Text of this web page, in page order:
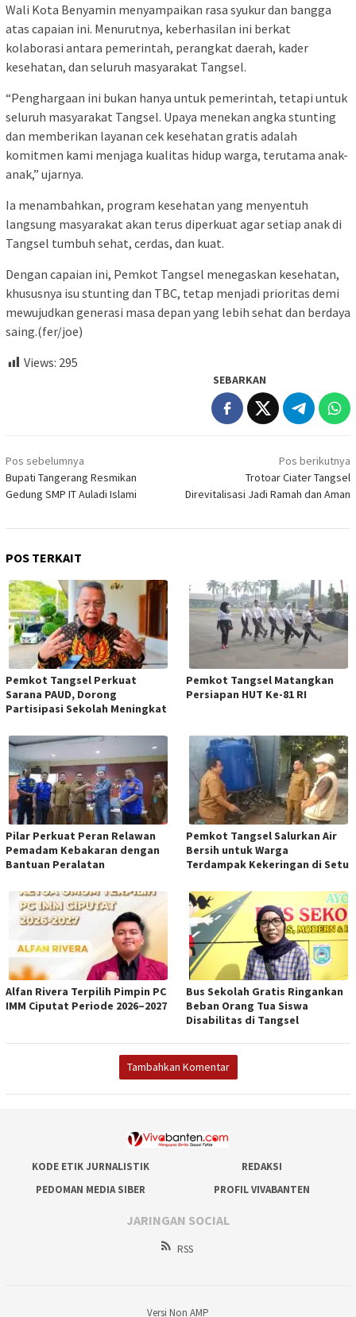
Wali Kota Benyamin menyampaikan rasa syukur dan bangga
atas capaian ini. Menurutnya, keberhasilan ini berkat
kolaborasi antara pemerintah, perangkat daerah, kader
kesehatan, dan seluruh masyarakat Tangsel.
“Penghargaan ini bukan hanya untuk pemerintah, tetapi untuk
seluruh masyarakat Tangsel. Upaya menekan angka stunting
dan memberikan layanan cek kesehatan gratis adalah
komitmen kami menjaga kualitas hidup warga, terutama anak-
anak,” ujarnya.
Ia menambahkan, program kesehatan yang menyentuh
langsung masyarakat akan terus diperkuat agar setiap anak di
Tangsel tumbuh sehat, cerdas, dan kuat.
Dengan capaian ini, Pemkot Tangsel menegaskan kesehatan,
khususnya isu stunting dan TBC, tetap menjadi prioritas demi
mewujudkan generasi masa depan yang lebih sehat dan berdaya
saing.(fer/joe)
Views: 295
SEBARKAN
Navigasi
pos
Pos sebelumnya
Bupati Tangerang Resmikan
Gedung SMP IT Auladi Islami
Pos berikutnya
Trotoar Ciater Tangsel
Direvitalisasi Jadi Ramah dan Aman
POS TERKAIT
Pemkot Tangsel Perkuat
Sarana PAUD, Dorong
Partisipasi Sekolah Meningkat
Pemkot Tangsel Matangkan
Persiapan HUT Ke-81 RI
Pilar Perkuat Peran Relawan
Pemadam Kebakaran dengan
Bantuan Peralatan
Pemkot Tangsel Salurkan Air
Bersih untuk Warga
Terdampak Kekeringan di Setu
Alfan Rivera Terpilih Pimpin PC
IMM Ciputat Periode 2026–2027
Bus Sekolah Gratis Ringankan
Beban Orang Tua Siswa
Disabilitas di Tangsel
Tambahkan Komentar
KODE ETIK JURNALISTIK
REDAKSI
PEDOMAN MEDIA SIBER
PROFIL VIVABANTEN
JARINGAN SOCIAL
RSS
Versi Non AMP